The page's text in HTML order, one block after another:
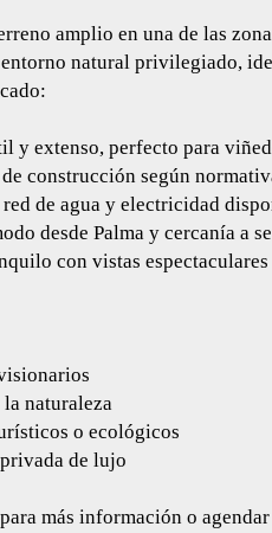
amplio en una de las
entorno natural privilegiado,
y extenso, perfecto para
construcción según
red de agua y electricidad
desde Palma y cercanía a
con vistas espectaculares
la naturaleza
o ecológicos
de lujo
más información o